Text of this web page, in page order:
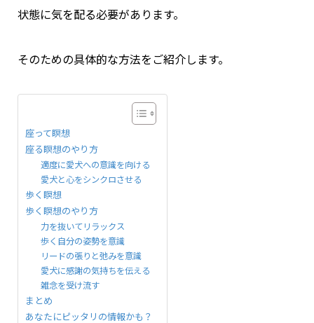
状態に気を配る必要があります。
そのための具体的な方法をご紹介します。
座って瞑想
座る瞑想のやり方
適度に愛犬への意識を向ける
愛犬と心をシンクロさせる
歩く瞑想
歩く瞑想のやり方
力を抜いてリラックス
歩く自分の姿勢を意識
リードの張りと弛みを意識
愛犬に感謝の気持ちを伝える
雑念を受け流す
まとめ
あなたにピッタリの情報かも？